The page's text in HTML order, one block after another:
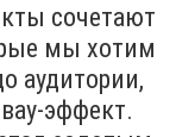
сочетают
мы хотим
аудитории,
эффект.